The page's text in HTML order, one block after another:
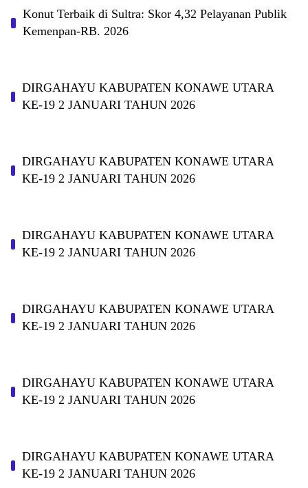
Konut Terbaik di Sultra: Skor 4,32 Pelayanan Publik
Kemenpan-RB. 2026
DIRGAHAYU KABUPATEN KONAWE UTARA
KE-19 2 JANUARI TAHUN 2026
DIRGAHAYU KABUPATEN KONAWE UTARA
KE-19 2 JANUARI TAHUN 2026
DIRGAHAYU KABUPATEN KONAWE UTARA
KE-19 2 JANUARI TAHUN 2026
DIRGAHAYU KABUPATEN KONAWE UTARA
KE-19 2 JANUARI TAHUN 2026
DIRGAHAYU KABUPATEN KONAWE UTARA
KE-19 2 JANUARI TAHUN 2026
DIRGAHAYU KABUPATEN KONAWE UTARA
KE-19 2 JANUARI TAHUN 2026